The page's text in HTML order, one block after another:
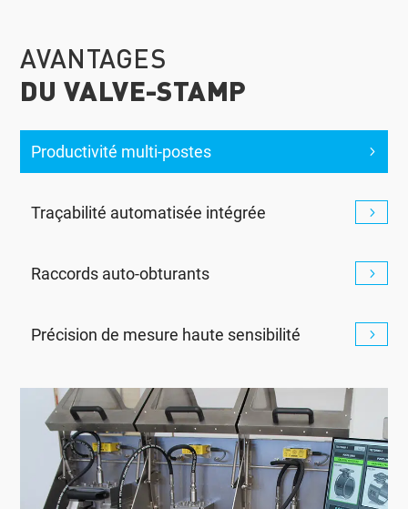
AVANTAGES
DU VALVE-STAMP
Productivité multi-postes
Traçabilité automatisée intégrée
Raccords auto-obturants
Précision de mesure haute sensibilité